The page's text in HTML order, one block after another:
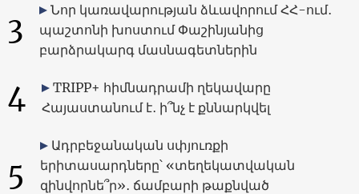
3
Նոր կառավարության ձևավորում ՀՀ-ում․
պաշտոնի խոստում Փաշինյանից
բարձրակարգ մասնագետներին
4
TRIPP+ հիմնադրամի ղեկավարը
Հայաստանում է․ ի՞նչ է քննարկվել
5
Ադրբեջանական սփյուռքի
երիտասարդները՝ «տեղեկատվական
զինվորնե՞ր»․ ճամբարի թաքնված